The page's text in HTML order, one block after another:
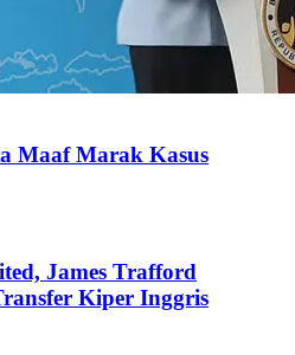
Maaf Marak Kasus
James Trafford
Kiper Inggris